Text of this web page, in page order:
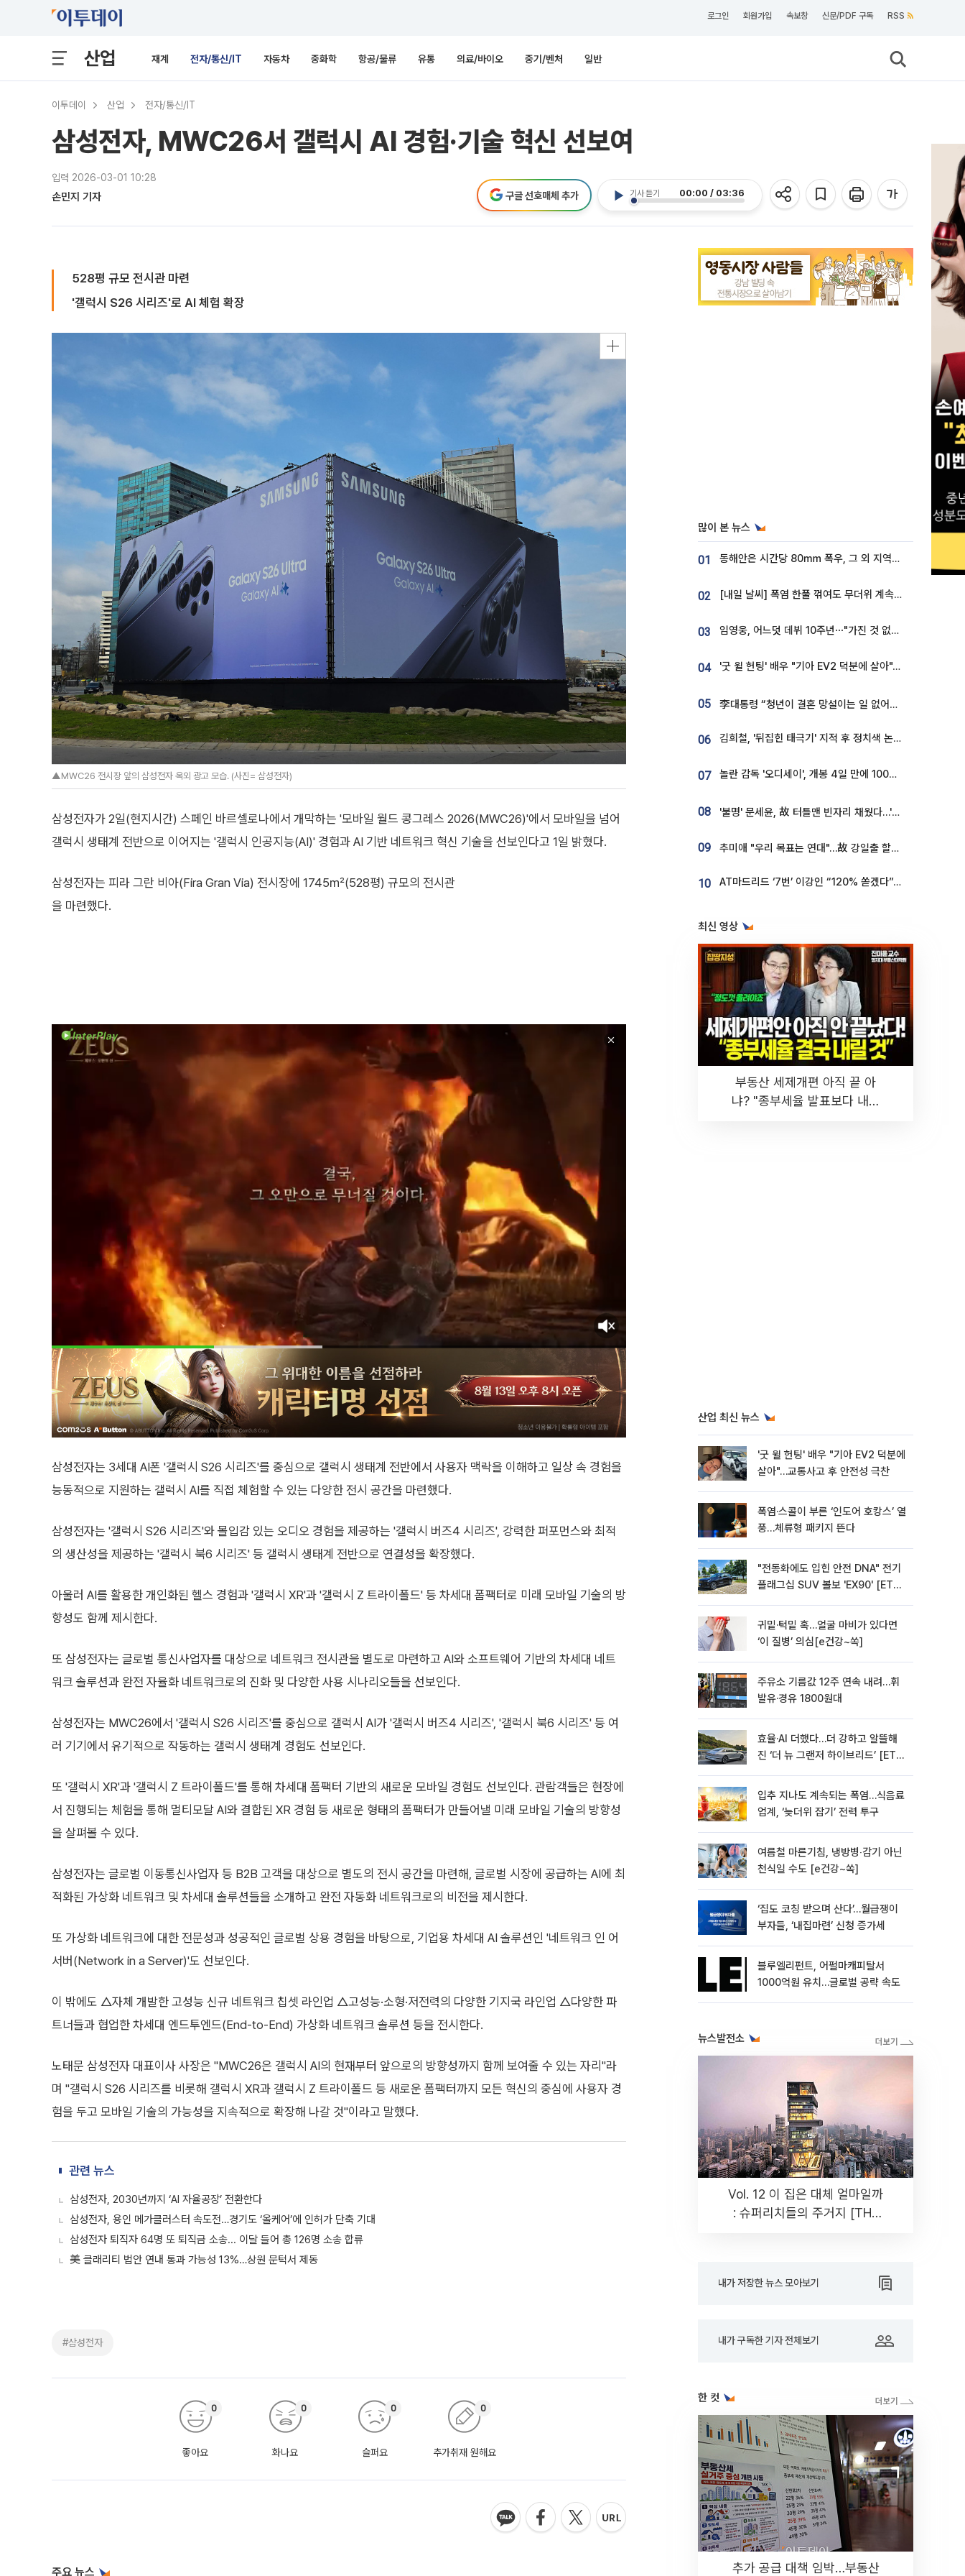
로그인 회원가입 속보창 신문/PDF 구독 RSS
산업 재계 전자/통신/IT 자동차 중화학 항공/물류 유통 의료/바이오 중기/벤처 일반
이투데이 산업 전자/통신/IT
삼성전자, MWC26서 갤럭시 AI 경험·기술 혁신 선보여
입력 2026-03-01 10:28
손민지 기자 기사 듣기 00:00 / 03:36
구글 선호매체 추가
528평 규모 전시관 마련
'갤럭시 S26 시리즈'로 AI 체험 확장
▲MWC26 전시장 앞의 삼성전자 옥외 광고 모습. (사진= 삼성전자)
삼성전자가 2일(현지시간) 스페인 바르셀로나에서 개막하는 '모바일 월드 콩그레스 2026(MWC26)'에서 모바일을 넘어
갤럭시 생태계 전반으로 이어지는 '갤럭시 인공지능(AI)' 경험과 AI 기반 네트워크 혁신 기술을 선보인다고 1일 밝혔다.
삼성전자는 피라 그란 비아(Fira Gran Via) 전시장에 1745㎡(528평) 규모의 전시관
을 마련했다.
삼성전자는 3세대 AI폰 '갤럭시 S26 시리즈'를 중심으로 갤럭시 생태계 전반에서 사용자 맥락을 이해하고 일상 속 경험을
능동적으로 지원하는 갤럭시 AI를 직접 체험할 수 있는 다양한 전시 공간을 마련했다.
삼성전자는 '갤럭시 S26 시리즈'와 몰입감 있는 오디오 경험을 제공하는 '갤럭시 버즈4 시리즈', 강력한 퍼포먼스와 최적
의 생산성을 제공하는 '갤럭시 북6 시리즈' 등 갤럭시 생태계 전반으로 연결성을 확장했다.
아울러 AI를 활용한 개인화된 헬스 경험과 '갤럭시 XR'과 '갤럭시 Z 트라이폴드' 등 차세대 폼팩터로 미래 모바일 기술의 방
향성도 함께 제시한다.
또 삼성전자는 글로벌 통신사업자를 대상으로 네트워크 전시관을 별도로 마련하고 AI와 소프트웨어 기반의 차세대 네트
워크 솔루션과 완전 자율화 네트워크로의 진화 및 다양한 사용 시나리오들을 선보인다.
삼성전자는 MWC26에서 '갤럭시 S26 시리즈'를 중심으로 갤럭시 AI가 '갤럭시 버즈4 시리즈', '갤럭시 북6 시리즈' 등 여
러 기기에서 유기적으로 작동하는 갤럭시 생태계 경험도 선보인다.
또 '갤럭시 XR'과 '갤럭시 Z 트라이폴드'를 통해 차세대 폼팩터 기반의 새로운 모바일 경험도 선보인다. 관람객들은 현장에
서 진행되는 체험을 통해 멀티모달 AI와 결합된 XR 경험 등 새로운 형태의 폼팩터가 만들어낼 미래 모바일 기술의 방향성
을 살펴볼 수 있다.
삼성전자는 글로벌 이동통신사업자 등 B2B 고객을 대상으로 별도의 전시 공간을 마련해, 글로벌 시장에 공급하는 AI에 최
적화된 가상화 네트워크 및 차세대 솔루션들을 소개하고 완전 자동화 네트워크로의 비전을 제시한다.
또 가상화 네트워크에 대한 전문성과 성공적인 글로벌 상용 경험을 바탕으로, 기업용 차세대 AI 솔루션인 '네트워크 인 어
서버(Network in a Server)'도 선보인다.
이 밖에도 △자체 개발한 고성능 신규 네트워크 칩셋 라인업 △고성능·소형·저전력의 다양한 기지국 라인업 △다양한 파
트너들과 협업한 차세대 엔드투엔드(End-to-End) 가상화 네트워크 솔루션 등을 전시한다.
노태문 삼성전자 대표이사 사장은 "MWC26은 갤럭시 AI의 현재부터 앞으로의 방향성까지 함께 보여줄 수 있는 자리"라
며 "갤럭시 S26 시리즈를 비롯해 갤럭시 XR과 갤럭시 Z 트라이폴드 등 새로운 폼팩터까지 모든 혁신의 중심에 사용자 경
험을 두고 모바일 기술의 가능성을 지속적으로 확장해 나갈 것"이라고 말했다.
관련 뉴스
삼성전자, 2030년까지 ‘AI 자율공장’ 전환한다
삼성전자, 용인 메가클러스터 속도전…경기도 ‘올케어’에 인허가 단축 기대
삼성전자 퇴직자 64명 또 퇴직금 소송... 이달 들어 총 126명 소송 합류
美 클래리티 법안 연내 통과 가능성 13%…상원 문턱서 제동
#삼성전자
좋아요
0
화나요
0
슬퍼요
0
추가취재 원해요
0
주요 뉴스
많이 본 뉴스
01 동해안은 시간당 80㎜ 폭우, 그 외 지역은 폭염…‘극과 극 날씨’
02 [내일 날씨] 폭염 한풀 꺾여도 무더위 계속⋯동해안 이틀 연속 비
03 임영웅, 어느덧 데뷔 10주년⋯"가진 것 없던 시절, 내 앞엔 20명의 팬뿐"
04 '굿 윌 헌팅' 배우 "기아 EV2 덕분에 살아"…교통사고 후 안전성 극찬
05 李대통령 “청년이 결혼 망설이는 일 없어야...제도상 불이익 조사”
06 김희철, '뒤집힌 태극기' 지적 후 정치색 논란…"좌우 떠나 우리나라 국기"
07 놀란 감독 '오디세이', 개봉 4일 만에 100만 돌파⋯'왕사남' 보다 빠르다
08 '불명' 문세윤, 故 터틀맨 빈자리 채웠다…'거북이' 눈물의 최종 우승
09 추미애 "우리 목표는 연대"…故 강일출 할머니 흉상 제막
10 AT마드리드 ‘7번’ 이강인 “120% 쏟겠다”⋯시메오네 감독 “필요한 선수”
최신 영상
부동산 세제개편 아직 끝 아
냐? "종부세율 발표보다 내릴
산업 최신 뉴스
'굿 윌 헌팅' 배우 "기아 EV2 덕분에
살아"…교통사고 후 안전성 극찬
폭염·스콜이 부른 ‘인도어 호캉스’ 열
풍…체류형 패키지 뜬다
"전동화에도 입힌 안전 DNA" 전기
플래그십 SUV 볼보 'EX90' [ET의
귀밑·턱밑 혹…얼굴 마비가 있다면
‘이 질병’ 의심[e건강~쏙]
주유소 기름값 12주 연속 내려…휘
발유·경유 1800원대
효율·AI 더했다…더 강하고 알뜰해
진 ‘더 뉴 그랜저 하이브리드’ [ET의
입추 지나도 계속되는 폭염…식음료
업계, ‘늦더위 잡기’ 전력 투구
여름철 마른기침, 냉방병‧감기 아닌
천식일 수도 [e건강~쏙]
‘집도 코칭 받으며 산다’…월급쟁이
부자들, ‘내집마련’ 신청 증가세
블루엘리펀트, 어펄마캐피탈서
1000억원 유치…글로벌 공략 속도
뉴스발전소
Vol. 12 이 집은 대체 얼마일까
: 슈퍼리치들의 주거지 [THE
내가 저장한 뉴스 모아보기
내가 구독한 기자 전체보기
한 컷
추가 공급 대책 임박…부동산